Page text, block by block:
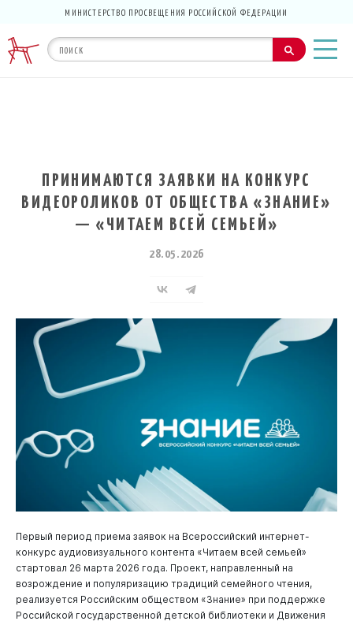
МИНИСТЕРСТВО ПРОСВЕЩЕНИЯ РОССИЙСКОЙ ФЕДЕРАЦИИ
ПРИНИМАЮТСЯ ЗАЯВКИ НА КОНКУРС
ВИДЕОРОЛИКОВ ОТ ОБЩЕСТВА «ЗНАНИЕ»
— «ЧИТАЕМ ВСЕЙ СЕМЬЕЙ»
28.05.2026
Первый период приема заявок на Всероссийский интернет-
конкурс аудиовизуального контента «Читаем всей семьей»
стартовал 26 марта 2026 года. Проект, направленный на
возрождение и популяризацию традиций семейного чтения,
реализуется Российским обществом «Знание» при поддержке
Российской государственной детской библиотеки и Движения